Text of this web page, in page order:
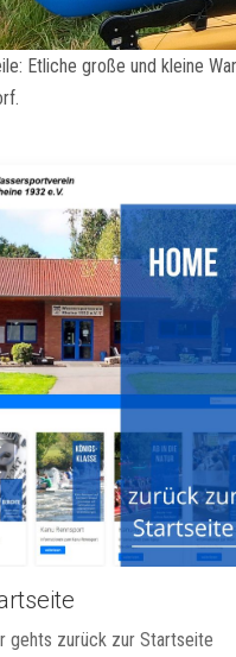
Etliche große und kleine
gehts zurück zur Startseite